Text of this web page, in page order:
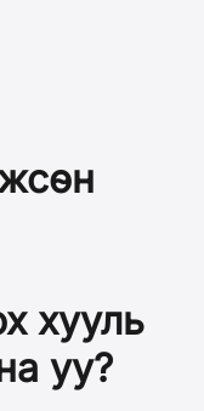
хууль
уу?